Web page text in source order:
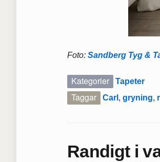
Foto:Sandberg Tyg &
Kategorier Tapeter
Taggar Carl ,gryning,
Randigt i